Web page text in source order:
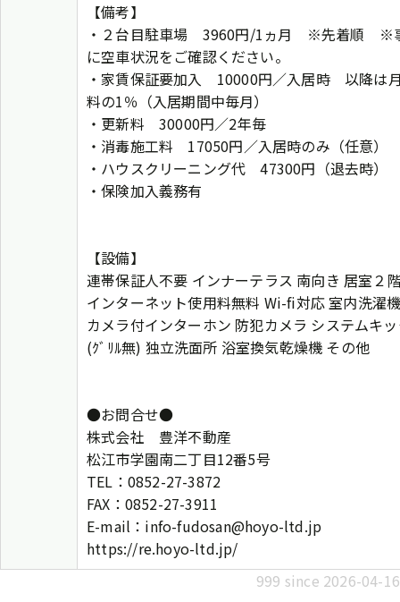
【備考】
・２台目駐車場 3960円/1ヵ月 ※先着順 ※
に空車状況をご確認ください。
・家賃保証要加入 10000円／入居時 以降は
料の1％（入居期間中毎月）
・更新料 30000円／2年毎
・消毒施工料 17050円／入居時のみ（任意）
・ハウスクリーニング代 47300円（退去時）
・保険加入義務有
【設備】
連帯保証人不要 インナーテラス 南向き 居室２
インターネット使用料無料 Wi-fi対応 室内洗濯
カメラ付インターホン 防犯カメラ システムキ
(ｸﾞﾘﾙ無) 独立洗面所 浴室換気乾燥機 その他
●お問合せ●
株式会社 豊洋不動産
松江市学園南二丁目12番5号
TEL：0852-27-3872
FAX：0852-27-3911
E-mail：info-fudosan@hoyo-ltd.jp
https://re.hoyo-ltd.jp/
999 since 2026-04-16